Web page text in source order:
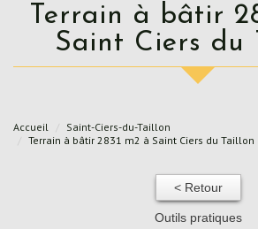
Terrain à bâtir 2831 m2 à
Saint Ciers du
Accueil
Saint-Ciers-du-Taillon
Terrain à bâtir 2831 m2 à Saint Ciers du Taillon
< Retour
Outils pratiques